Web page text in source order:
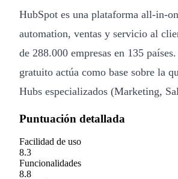
HubSpot es una plataforma all-in-
automation, ventas y servicio al
de 288.000 empresas en 135
gratuito actúa como base sobre la
Hubs especializados (Marketing,
Puntuación detallada
Facilidad de uso
8.3
Funcionalidades
8.8